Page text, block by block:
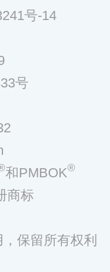
号-14
号
和PMBOK®
商标
保留所有权利